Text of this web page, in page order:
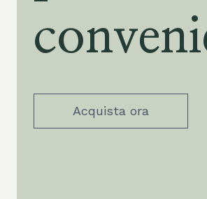
Acquista ora